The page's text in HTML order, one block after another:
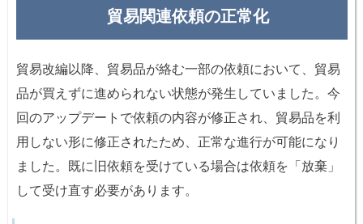
貿易関連依頼の正常化
貿易改編以降、貿易品が絡む一部の依頼において、貿易
品が買えずに進められない状態が発生していました。今
回のアップデートで依頼の内容が修正され、貿易品を利
用しない形に修正されたため、正常な進行が可能になり
ました。既に旧依頼を受けている場合は依頼を「放棄」
して受け直す必要があります。